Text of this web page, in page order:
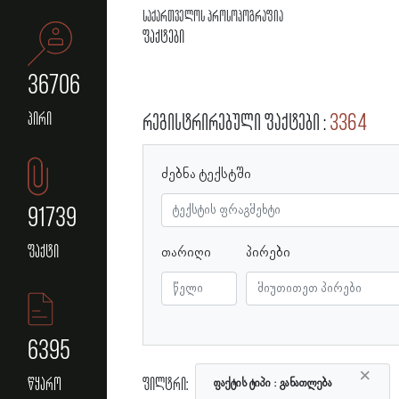
36706
პირი
91739
ფაქტი
6395
წყარო
საქართველოს პროსოპოგრაფია
ფაქტები
რეგისტრირებული ფაქტები 3364
ძებნა ტექსტში
თარიღი პირები
ფილტრი: ×
ფაქტის ტიპი განათლება